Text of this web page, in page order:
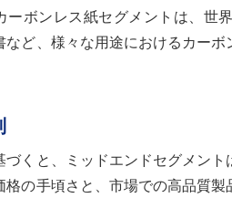
ーボンレス紙セグメントは、世
など、様々な用途におけるカー
づくと、ミッドエンドセグメン
格の手頃さと、市場での高品質